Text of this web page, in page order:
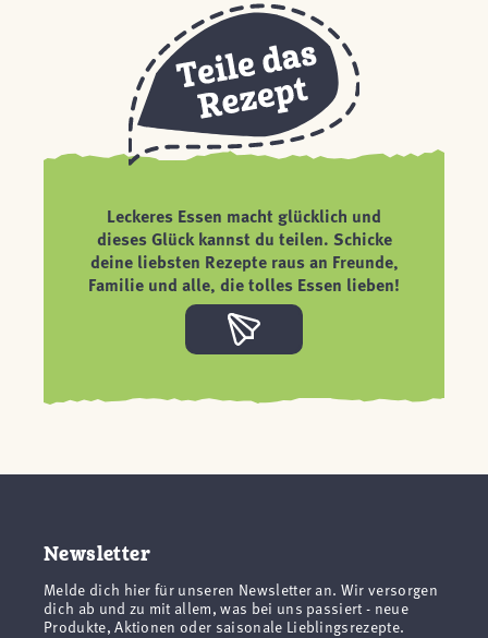
Leckeres Essen macht glücklich und
dieses Glück kannst du teilen. Schicke
deine liebsten Rezepte raus an Freunde,
Familie und alle, die tolles Essen lieben!
Newsletter
Melde dich hier für unseren Newsletter an. Wir versorgen
dich ab und zu mit allem, was bei uns passiert - neue
Produkte, Aktionen oder saisonale Lieblingsrezepte.